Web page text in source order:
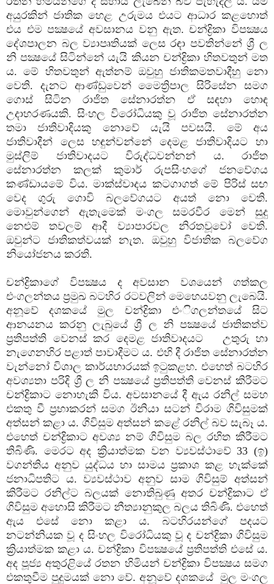
අයුරකින් ජාතික හෙළ උරුමය එයට ආධාර කළහොත්
එය එම පක්‍ෂයේ අවසානය වනු ඇත. චන්ද්‍රිකා විපක්‍ෂය
දේශපාලන බල ව්‍යාපෘතියක් ලෙස රඳා පවතින්නේ ශ්‍රී ල
නි පක්‍ෂයේ සිටින්නේ යැයි කියන චන්ද්‍රිකා හිතවතුන් මත
ය. මේ හිතවතුන් ඇත්නම් ඔවුහු ජාතිකමතවාදීහු නො
වෙති. දැනට ආණ්ඩුවෙන් මෛත්‍රිපාල සිරිසේන සමග
ගොස් සිටින රාජිත සේනාරත්න ඒ සඳහා හොඳ
උදාහරණයකි. සිංහල විරෝධියකු වූ රාජිත සේනාරත්න
තමා ජාතිවාදියකු නොවේ යැයි පවසයි. මේ අය
ජාතිවාදීන් ලෙස හඳුන්වන්නේ දෙමළ ජාතිවාදියට හා
මුස්ලිම් ජාතිවාදයට විරුද්ධවන්නන් ය. රාජිත
සේනාරත්න කලක් කුමාර් රුපසිංහගේ ජනවේගය
කණ්ඩායමේ විය. මාක්ස්වාදය කටගාගත් මේ පිරිස් සඟ
වෙද ගුරු ගොවි බලවේගයට අයත් නො වෙති.
මොවුන්ගෙන් ඇතැමෙක් මංගල සමරවීර මෙන් සුදු
නෙළුම් තවලම් ආදී ව්‍යාපාරවල නිරතවූවෝ වෙති.
ඔවුන්ට ජාතිකත්වයක් නැත. ඔවුහු විජාතික බලවේග
නියෝජනය කරති.
චන්ද්‍රිකාගේ විපක්‍ෂය ද අවසාන වශයෙන් ගත්කල
එංගලන්තය ප්‍රමුඛ බටහිර රටවලින් මෙහෙයවනු ලැබෙයි.
අනූවේ දශකයේ මුල චන්ද්‍රිකා එංිගලන්තයේ සිට
ආනයනය කරනු ලැබුයේ ශ්‍රී ල නි පක්‍ෂයේ ජාතිකත්ව
ප්‍රතිපත්ති වෙනස් කර දෙමළ ජාතිවාදයට උතුරු හා
නැගෙනහිර පළාත් පාවාදීමට ය. එහි දී රාජිත සේනාරත්න
වැන්නෝ විශාල කාර්යභාරයක් ඉටුකළහ. එහෙත් බටහිර
අවශ්‍යතා පරිදි ශ්‍රී ල නි පක්‍ෂයේ ප්‍රතිපත්ති වෙනස් කිරීමට
චන්ද්‍රිකාට නොහැකි විය. අවසානයේ දී ඇය රනිල් සමහ
එකතු වී ප්‍රභාකරන් සමග ඊනියා සටන් විරාම ගිවිසුමක්
අත්සන් කළා ය. ගිවිසුම අත්සන් කළේ රනිල් බව සැබෑ ය.
එහෙත් චන්ද්‍රිකාට අවශ්‍ය නම් ගිවිසුම බල රහිත කිරීමට
තිබිණි. මෙරට අද ක්‍රියාත්මක වන ව්‍යවස්ථාවේ 33 (ඉ)
වගන්තිය අනුව යුද්ධය හා සාමය ප්‍රකාශ කළ හැක්කේ
ජනාධිපතිට ය. ව්‍යවස්ථාව අනුව සාම ගිවිසුම් අත්සන්
කිරීමට රනිල්ට බලයක් නොතිබුණු අතර චන්ද්‍රිකාට ඒ
ගිවිසුම අහොසි කිරීමට නීත්‍යානුකුල බලය තිබිණි. එහෙත්
ඇය එසේ නො කළා ය. බටහිරයන්ගේ පදයට
නටන්නියක වූ ද සිංහල විරෝධියකු වූ ද චන්ද්‍රිකා ගිවිසුම
ක්‍රියාත්මක කළා ය. චන්ද්‍රිකා විපක්‍ෂයේ ප්‍රතිපත්ති එසේ ය.
අද පූජ්‍ය අතුරළියේ රතන හිමියන් චන්ද්‍රිකා විපක්‍ෂය සමග
එකතුවීම පුදුමයක් නො වේ. අනූවේ දශකයේ මුල මංගල